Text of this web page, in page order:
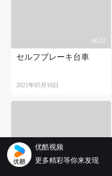
00:22
セルフブレーキ台車
2021年05月10日
AGV台車正面切り出し
优酷视频
更多精彩等你来发现